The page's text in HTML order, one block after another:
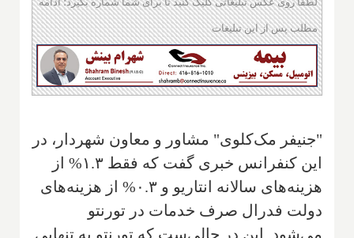
مطلب پس از این تبلیغات
"جنیفر مک‌کلوی" مشاور و معاون شهردار، در
این کنفرانس خبری گفت که فقط ۱.۳% از
هزینه‌های سالانه انتاریو و ۰.۳% از هزینه‌های
دولت فدرال صرف خدمات در تورنتو
می‌شود. این در حالی‌ست که تورنتو به تنهایی